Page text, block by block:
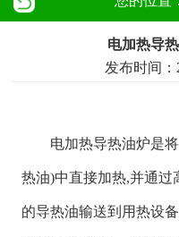
电加热导
发布时间：
电加热导热油炉是
热油)中直接加热,并通
的导热油输送到用热设